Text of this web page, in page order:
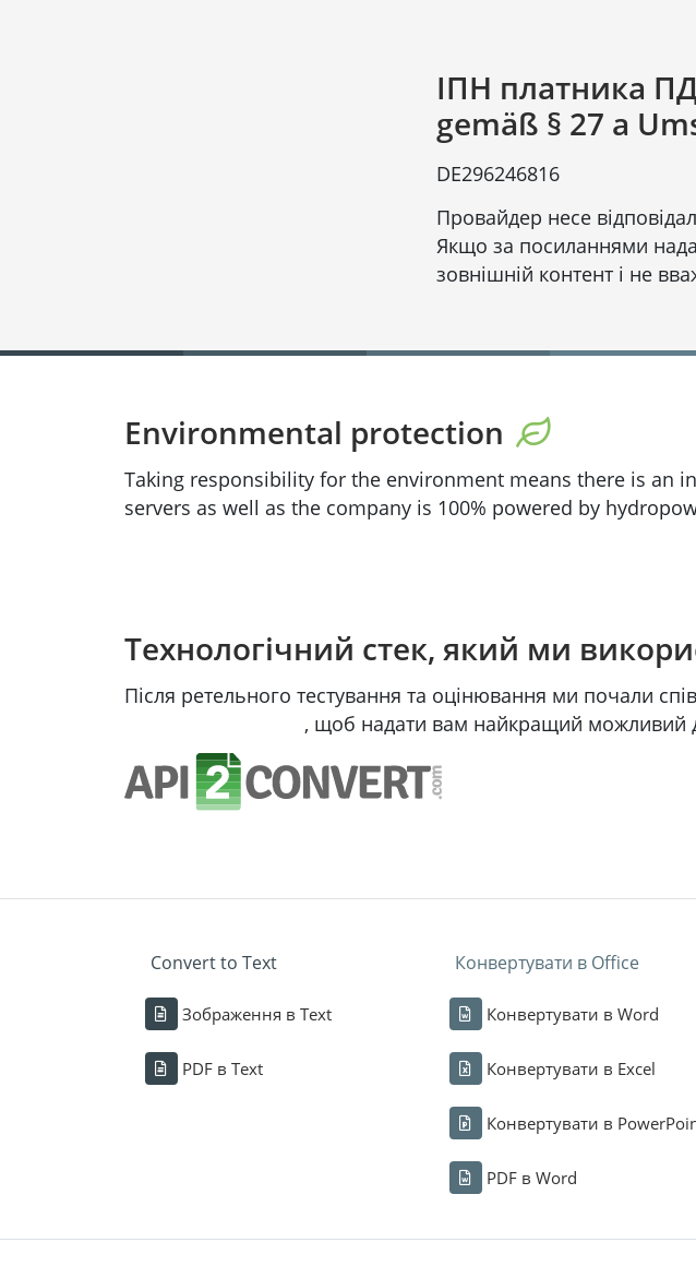
ІПН платника
gemäß § 27 a
DE296246816
Провайдер несе
Якщо за посиланнями
зовнішній контент і не
Environmental protection
Taking responsibility for the environment means there is an
servers as well as the company is 100% powered by
Технологічний стек, який ми
Після ретельного тестування та оцінювання ми почали
, щоб надати вам найкращий можливий
Convert to Text
Зображення в Text
PDF в Text
Конвертувати в Office
Конвертувати в Word
Конвертувати в Excel
Конвертувати в
PDF в Word